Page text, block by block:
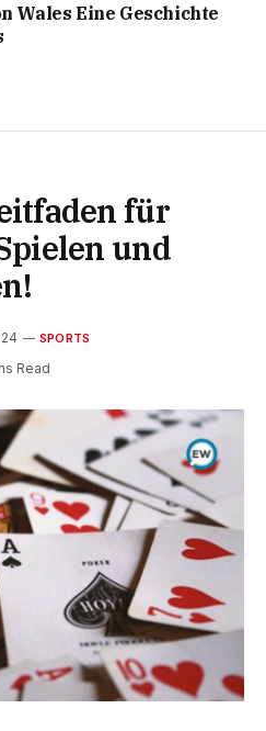
Wales Eine Geschichte
für
und
SPORTS
Read